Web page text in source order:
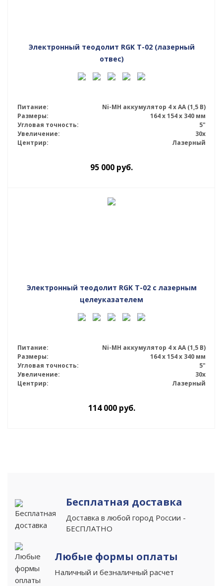
Электронный теодолит RGK T-02 (лазерный
отвес)
Питание:
Ni-MH аккумулятор 4 х АА (1,5 В)
Размеры:
164 x 154 x 340 мм
Угловая точность:
5"
Увеличение:
30x
Центрир:
Лазерный
95 000 руб.
Электронный теодолит RGK T-02 с лазерным
целеуказателем
Питание:
Ni-MH аккумулятор 4 х АА (1,5 В)
Размеры:
164 x 154 x 340 мм
Угловая точность:
5"
Увеличение:
30x
Центрир:
Лазерный
114 000руб.
Бесплатная доставка
Доставка в любой город России -
БЕСПЛАТНО
Любые формы оплаты
Наличный и безналичный расчет